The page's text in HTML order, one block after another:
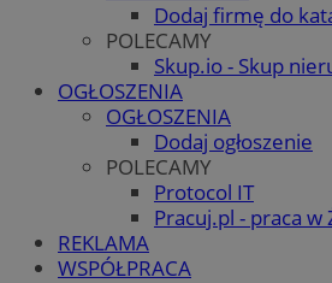
Dodaj firmę do
POLECAMY
Skup.io - Skup
OGŁOSZENIA
OGŁOSZENIA
Dodaj ogłoszenie
POLECAMY
Protocol IT
Pracuj.pl - praca w
REKLAMA
WSPÓŁPRACA